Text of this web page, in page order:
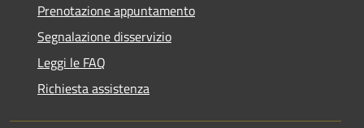
Prenotazione appuntamento
Segnalazione disservizio
Leggi le FAQ
Richiesta assistenza